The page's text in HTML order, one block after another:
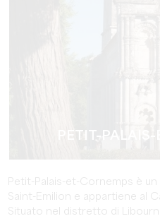
PETIT-PALAIS-
Petit-Palais-et-Cornemps è
Saint-Emilion e appartiene al
Situato nel distretto di